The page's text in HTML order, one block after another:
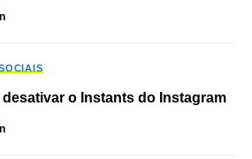
o Instants do Instagram